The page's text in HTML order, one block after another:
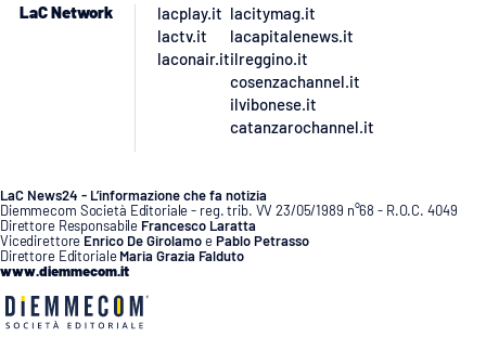
Storie
NETWORK
LaC Network
lacplay.it
lactv.it
laconair.it
lacitymag.it
lacapitalenews.it
ilreggino.it
cosenzachannel.it
ilvibonese.it
catanzarochannel.it
LaC News24 - L’informazione che fa notizia
Diemmecom Società Editoriale - reg. trib. VV 23/05/1989 n°68 - R.O.C. 4049
Direttore Responsabile Francesco Laratta
Vicedirettore Enrico De GirolamoePablo Petrasso
Direttore Editoriale Maria Grazia Falduto
www.diemmecom.it